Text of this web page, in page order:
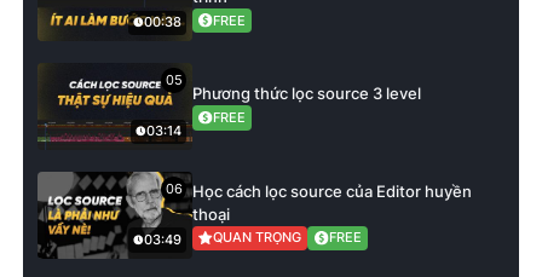
00:38 FREE
05
03:14
Phương thức lọc source 3 level
FREE
06
03:49
Học cách lọc source của Editor huyền
thoại
QUAN TRỌNG FREE